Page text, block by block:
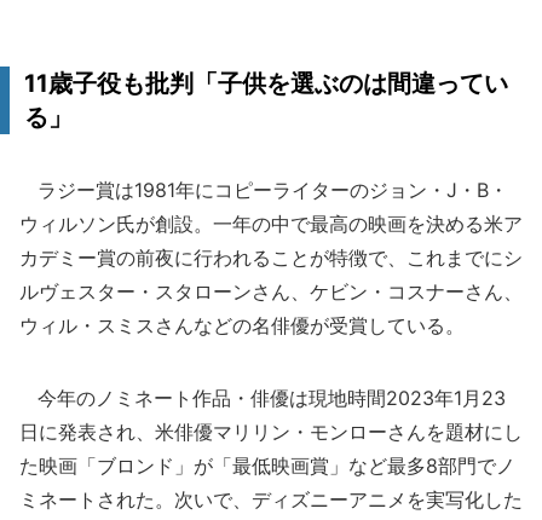
11歳子役も批判「子供を選ぶのは間違ってい
る」
ラジー賞は1981年にコピーライターのジョン・J・B・
ウィルソン氏が創設。一年の中で最高の映画を決める米ア
カデミー賞の前夜に行われることが特徴で、これまでにシ
ルヴェスター・スタローンさん、ケビン・コスナーさん、
ウィル・スミスさんなどの名俳優が受賞している。
今年のノミネート作品・俳優は現地時間2023年1月23
日に発表され、米俳優マリリン・モンローさんを題材にし
た映画「ブロンド」が「最低映画賞」など最多8部門でノ
ミネートされた。次いで、ディズニーアニメを実写化した